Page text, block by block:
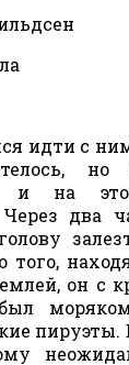
идти с
и на
Через два
того,
он с